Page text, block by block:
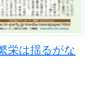
栄は揺るがな